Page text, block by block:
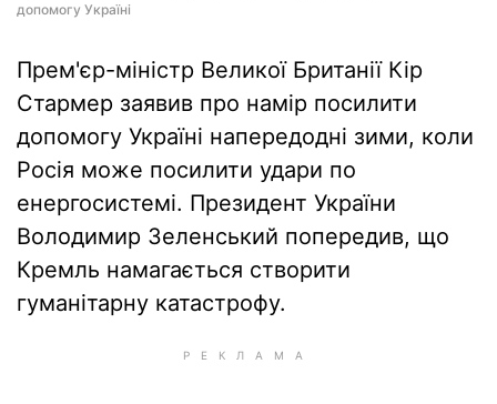
допомогу Україні
Прем'єр-міністр Великої Британії Кір
Стармер заявив про намір посилити
допомогу Україні напередодні зими, коли
Росія може посилити удари по
енергосистемі. Президент України
Володимир Зеленський попередив, що
Кремль намагається створити
гуманітарну катастрофу.